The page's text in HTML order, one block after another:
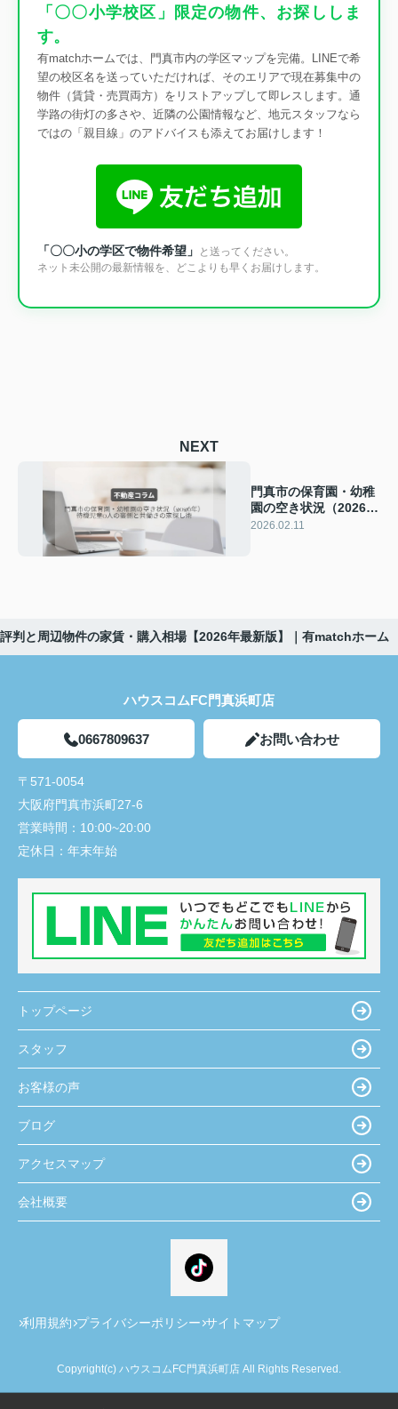
「〇〇小学校区」限定の物件、お探ししま
す。
有matchホームでは、門真市内の学区マップを完備。LINEで希
望の校区名を送っていただければ、そのエリアで現在募集中の
物件（賃貸・売買両方）をリストアップして即レスします。通
学路の街灯の多さや、近隣の公園情報など、地元スタッフなら
ではの「親目線」のアドバイスも添えてお届けします！
「〇〇小の学区で物件希望」
と送ってください。
ネット未公開の最新情報を、どこよりも早くお届けします。
NEXT
門真市の保育園・幼稚
園の空き状況（2026
年）｜待機児童0人の
2026.02.11
判と周辺物件の家賃・購入相場【2026年最新版】｜有matchホーム
ハウスコムFC門真浜町店
0667809637 お問い合わせ
〒571-0054
大阪府門真市浜町27-6
営業時間： 10:00~20:00
定休日： 年末年始
トップページ
スタッフ
お客様の声
ブログ
アクセスマップ
会社概要
利用規約 プライバシーポリシー サイトマップ
Copyright(c) ハウスコムFC門真浜町店 All Rights Reserved.